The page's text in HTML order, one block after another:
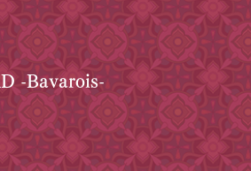
-Bavarois-